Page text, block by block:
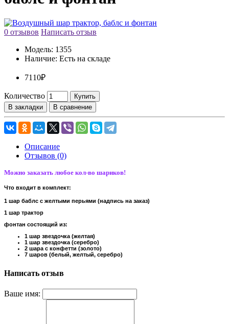
0 отзывов Написать отзыв
Модель: 1355
Наличие: Есть на складе
7110₽
Количество
Купить
В закладки
В сравнение
Описание
Отзывов (0)
Можно заказать любое кол-во шариков!
Что входит в комплект:
1 шар баблс с желтыми перьями (надпись на заказ)
1 шар трактор
фонтан состоящий из:
1 шар звездочка (желтая)
1 шар звездочка (серебро)
2 шара с конфетти (золото)
7 шаров (белый, желтый, серебро)
Написать отзыв
Ваше имя: